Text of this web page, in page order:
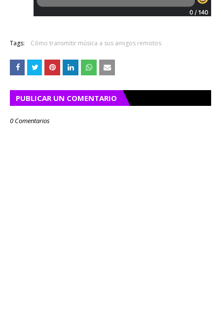
Tags: Cómo transmitir música a sus amigos remotos
PUBLICAR UN COMENTARIO
0 Comentarios